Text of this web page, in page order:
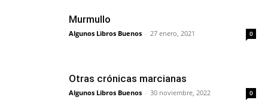
Murmullo
Algunos Libros Buenos - 27 enero, 2021 0
Otras crónicas marcianas
Algunos Libros Buenos - 30 noviembre, 2022 0